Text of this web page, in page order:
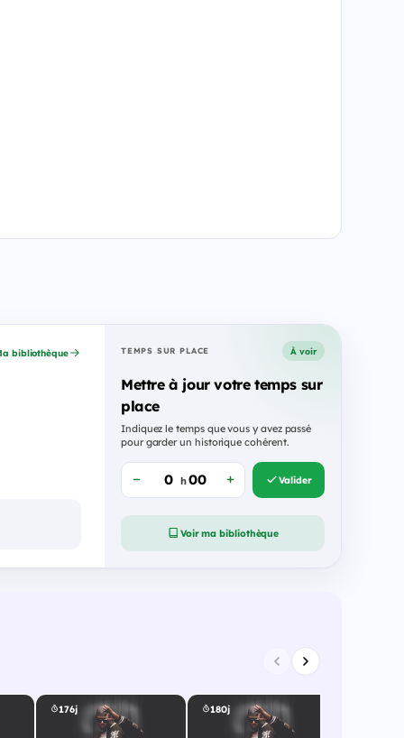
bibliothèque TEMPS SUR PLACE À voir
Mettre à jour votre temps sur
place
Indiquez le temps que vous y avez passé
pour garder un historique cohérent.
h Valider
Voir ma bibliothèque
176j 180j